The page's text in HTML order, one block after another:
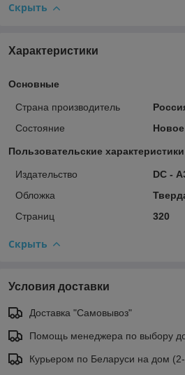
Скрыть
Характеристики
Основные
Страна производитель
Состояние
Новое
Пользовательские характеристики
Издательство
DC -
Обложка
Страниц
320
Скрыть
Условия доставки
Доставка "Самовывоз"
Помощь менеджера по выбору
Курьером по Беларуси на дом